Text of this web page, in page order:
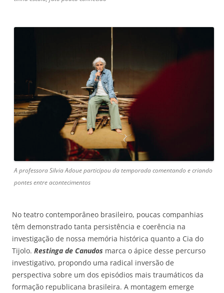
A professora Silvia Adoue participou da temporada comentando e criando
pontes entre acontecimentos
No teatro contemporâneo brasileiro, poucas companhias
têm demonstrado tanta persistência e coerência na
investigação de nossa memória histórica quanto a Cia do
Tijolo. Restinga de Canudos marca o ápice desse percurso
investigativo, propondo uma radical inversão de
perspectiva sobre um dos episódios mais traumáticos da
formação republicana brasileira. A montagem emerge